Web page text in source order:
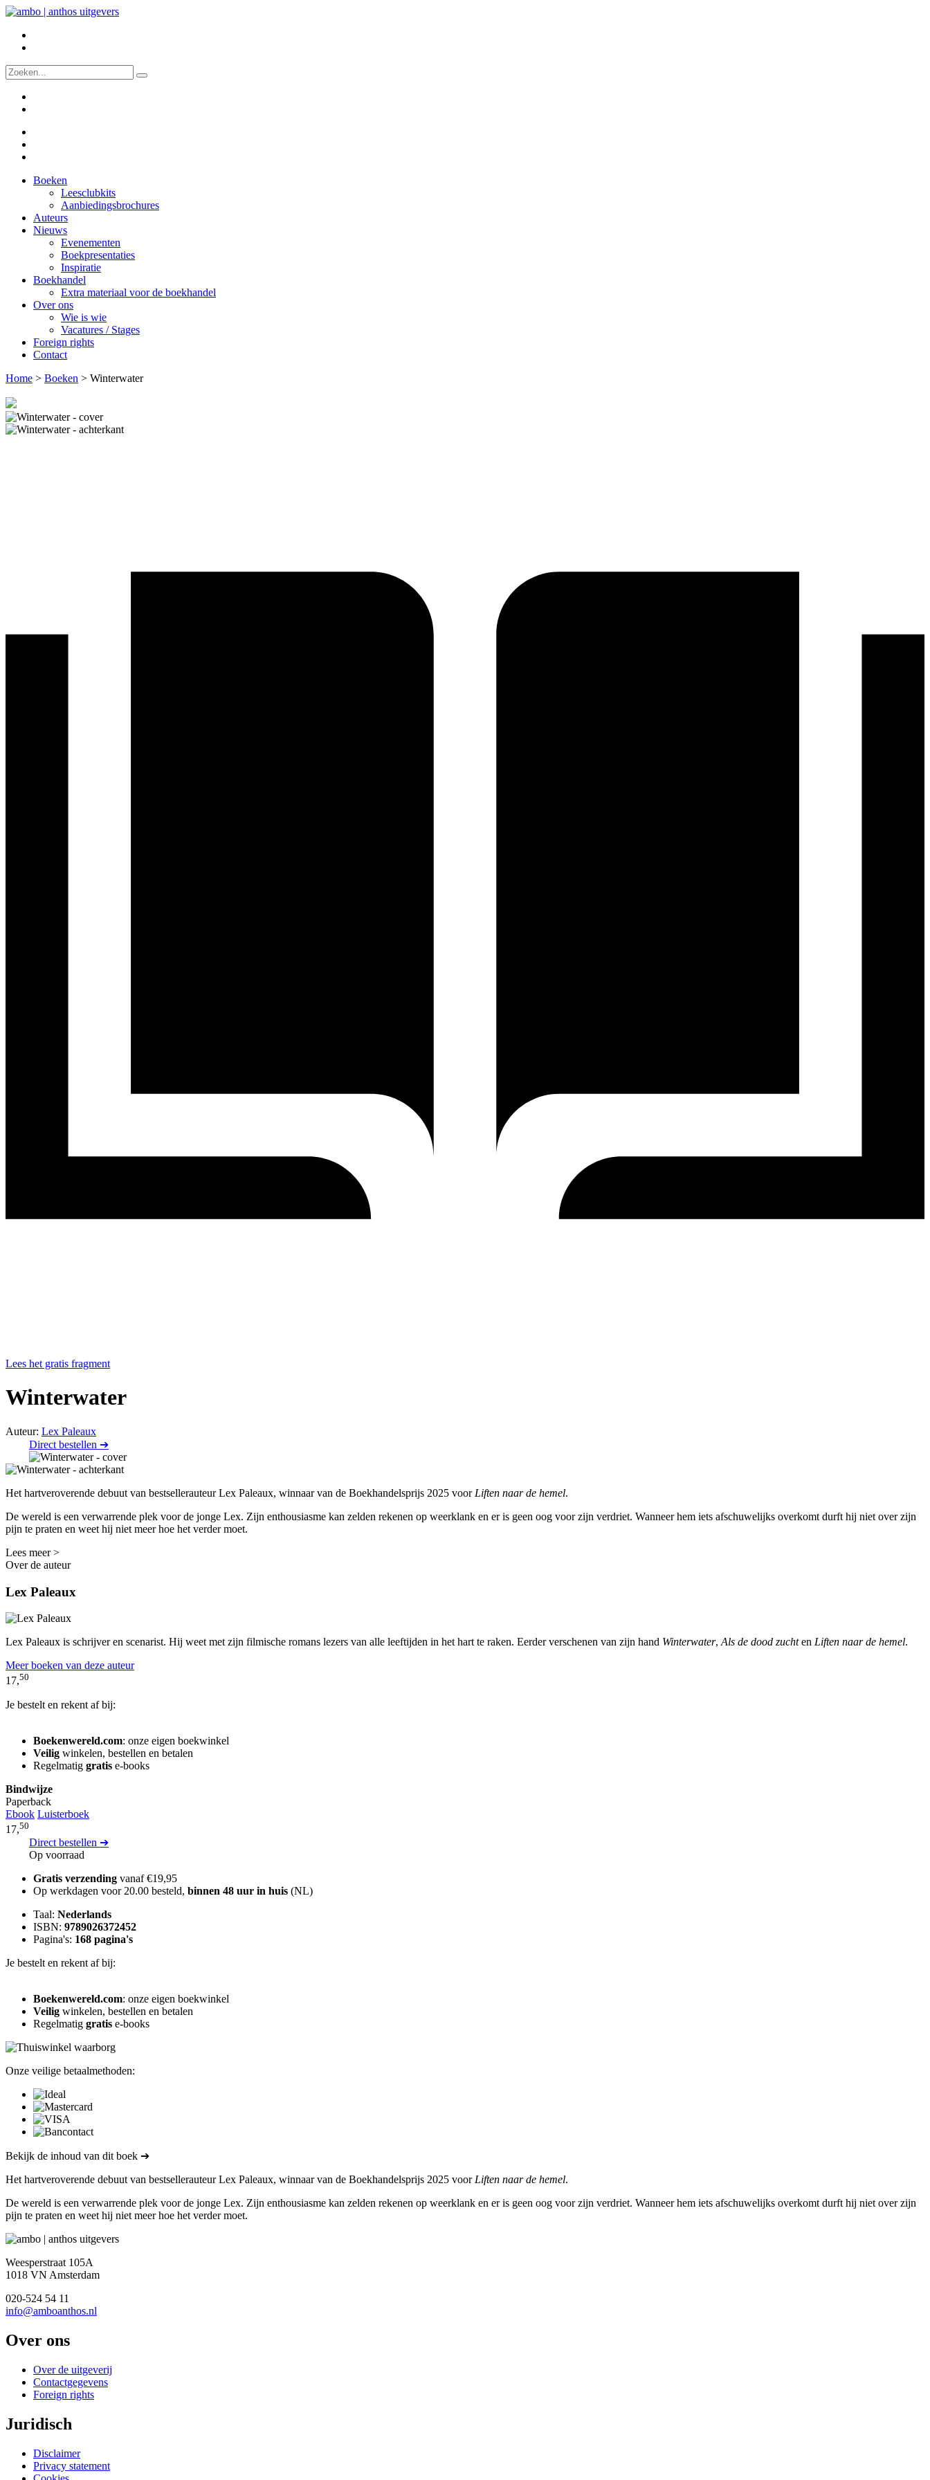
Boeken
Leesclubkits
Aanbiedingsbrochures
Auteurs
Nieuws
Evenementen
Boekpresentaties
Inspiratie
Boekhandel
Extra materiaal voor de boekhandel
Over ons
Wie is wie
Vacatures / Stages
Foreign rights
Contact
Home > Boeken > Winterwater
Lees het gratis fragment
Winterwater
Auteur: Lex Paleaux
Direct bestellen ➔
Het hartveroverende debuut van bestsellerauteur Lex Paleaux, winnaar van de Boekhandelsprijs 2025 voorLiften naar de hemel.
De wereld is een verwarrende plek voor de jonge Lex. Zijn enthousiasme kan zelden rekenen op weerklank en er is geen oog voor zijn verdriet. Wanneer hem iets afschuwelijks overkomt durft hij niet over zijn
pijn te praten en weet hij niet meer hoe het verder moet.
Lees meer >
Over de auteur
Lex Paleaux
Lex Paleaux is schrijver en scenarist. Hij weet met zijn filmische romans lezers van alle leeftijden in het hart te raken. Eerder verschenen van zijn hand Winterwater, Als de dood zuchten Liften naar de hemel.
Meer boeken van deze auteur
17,50
Je bestelt en rekent af bij:
Boekenwereld.com: onze eigen boekwinkel
Veilig winkelen, bestellen en betalen
Regelmatig gratis e-books
Bindwijze
Paperback
Ebook Luisterboek
17,50
Direct bestellen ➔
Op voorraad
Gratis verzending vanaf €19,95
Op werkdagen voor 20.00 besteld, binnen 48 uur in huis (NL)
Taal: Nederlands
ISBN: 9789026372452
Pagina's: 168 pagina's
Je bestelt en rekent af bij:
Boekenwereld.com: onze eigen boekwinkel
Veilig winkelen, bestellen en betalen
Regelmatig gratis e-books
Onze veilige betaalmethoden:
Bekijk de inhoud van dit boek ➔
Het hartveroverende debuut van bestsellerauteur Lex Paleaux, winnaar van de Boekhandelsprijs 2025 voorLiften naar de hemel.
De wereld is een verwarrende plek voor de jonge Lex. Zijn enthousiasme kan zelden rekenen op weerklank en er is geen oog voor zijn verdriet. Wanneer hem iets afschuwelijks overkomt durft hij niet over zijn
pijn te praten en weet hij niet meer hoe het verder moet.
Weesperstraat 105A
1018 VN Amsterdam
020-524 54 11
info@amboanthos.nl
Over ons
Over de uitgeverij
Contactgegevens
Foreign rights
Juridisch
Disclaimer
Privacy statement